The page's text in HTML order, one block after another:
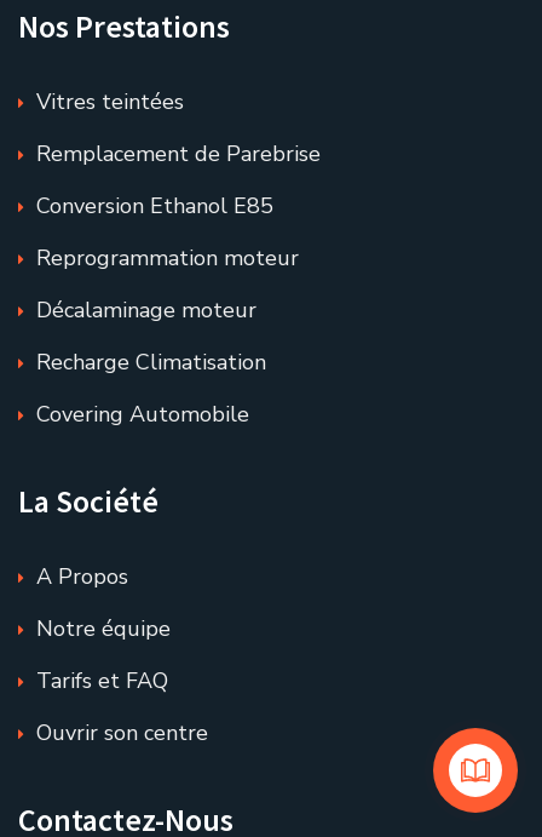
Nos Prestations
Vitres teintées
Remplacement de Parebrise
Conversion Ethanol E85
Reprogrammation moteur
Décalaminage moteur
Recharge Climatisation
Covering Automobile
La Société
A Propos
Notre équipe
Tarifs et FAQ
Ouvrir son centre
Contactez-Nous